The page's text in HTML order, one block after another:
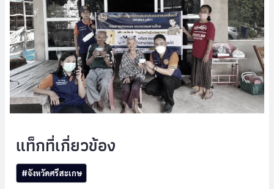
Post
Tags:
#จังหวัดศรีสะเกษ